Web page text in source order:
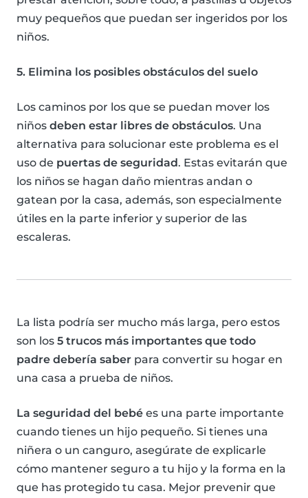
muy pequeños que puedan ser ingeridos por los
niños.
5. Elimina los posibles obstáculos del suelo
Los caminos por los que se puedan mover los
niños deben estar libres de obstáculos. Una
alternativa para solucionar este problema es el
uso de puertas de seguridad. Estas evitarán que
los niños se hagan daño mientras andan o
gatean por la casa, además, son especialmente
útiles en la parte inferior y superior de las
escaleras.
La lista podría ser mucho más larga, pero estos
son los 5 trucos más importantes que todo
padre debería saber para convertir su hogar en
una casa a prueba de niños.
La seguridad del bebé es una parte importante
cuando tienes un hijo pequeño. Si tienes una
niñera o un canguro, asegúrate de explicarle
cómo mantener seguro a tu hijo y la forma en la
que has protegido tu casa. Mejor prevenir que